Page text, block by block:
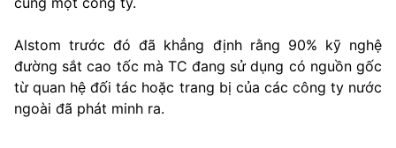
Alstom trước đó đã khẳng định rằng 90% kỹ nghệ
đường sắt cao tốc mà TC đang sử dụng có nguồn gốc
từ quan hệ đối tác hoặc trang bị của các công ty nước
ngoài đã phát minh ra.